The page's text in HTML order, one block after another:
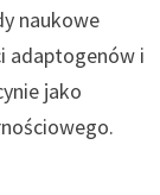
naukowe
adaptogenów i
jako